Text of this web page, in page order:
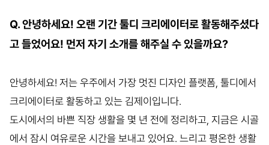
Q. 안녕하세요! 오랜 기간 툴디 크리에이터로 활동해주셨다
고 들었어요! 먼저 자기 소개를 해주실 수 있을까요?
안녕하세요! 저는 우주에서 가장 멋진 디자인 플랫폼, 툴디에서
크리에이터로 활동하고 있는 김제이입니다.
도시에서의 바쁜 직장 생활을 몇 년 전에 정리하고, 지금은 시골
에서 잠시 여유로운 시간을 보내고 있어요. 느리고 평온한 생활